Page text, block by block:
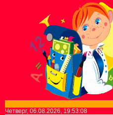
Четверг, 06.08.2026, 19:53:08